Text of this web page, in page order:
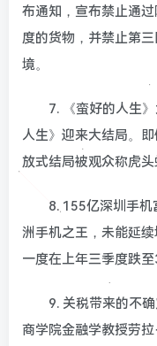
布通知，宣布禁止通
度的货物，并禁止第
境。
7. 《蛮好的人生
人生》迎来大结局。
放式结局被观众称虎头
8. 155亿深圳手
洲手机之王，未能延
一度在上年三季度跌
9. 关税带来的不
商学院金融学教授劳